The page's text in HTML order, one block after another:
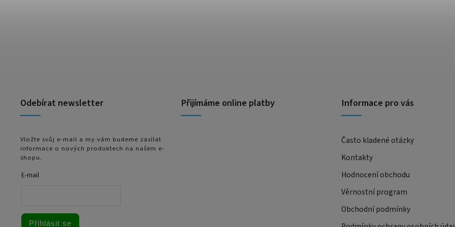
Odebírat newsletter
Vložte svůj e-mail a my vám budeme zasílat
informace o nových produktech na našem e-
shopu.
E-mail
Přihlásit se
Přijímáme online platby Informace pro vás
Často kladené otázky
Kontakty
Hodnocení obchodu
Věrnostní program
Obchodní podmínky